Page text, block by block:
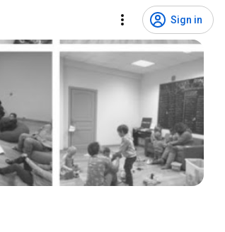
Sign in